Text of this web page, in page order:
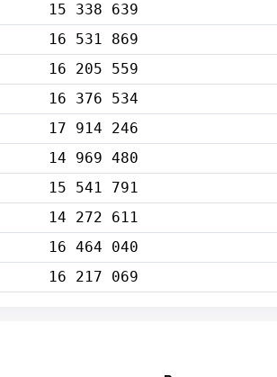
15 338 639
16 531 869
16 205 559
16 376 534
17 914 246
14 969 480
15 541 791
14 272 611
16 464 040
16 217 069